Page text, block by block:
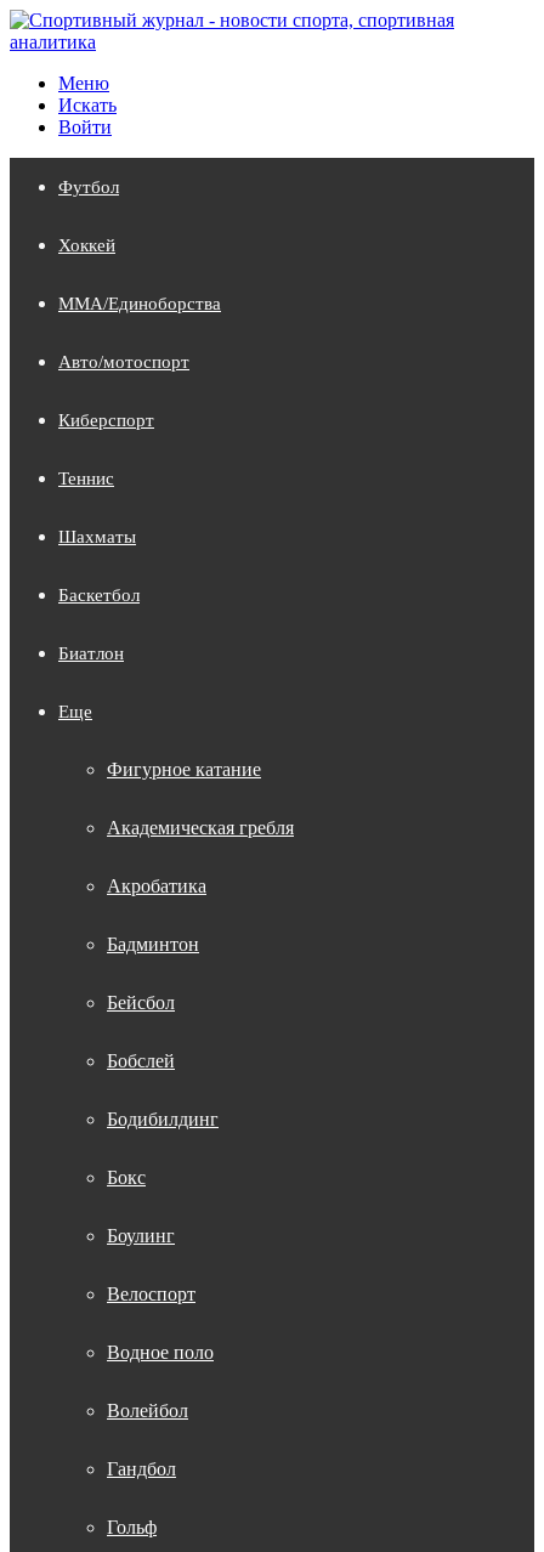
Меню
Искать
Войти
Футбол
Хоккей
MMA/Единоборства
Авто/мотоспорт
Киберспорт
Теннис
Шахматы
Баскетбол
Биатлон
Еще
Фигурное катание
Академическая гребля
Акробатика
Бадминтон
Бейсбол
Бобслей
Бодибилдинг
Бокс
Боулинг
Велоспорт
Водное поло
Волейбол
Гандбол
Гольф